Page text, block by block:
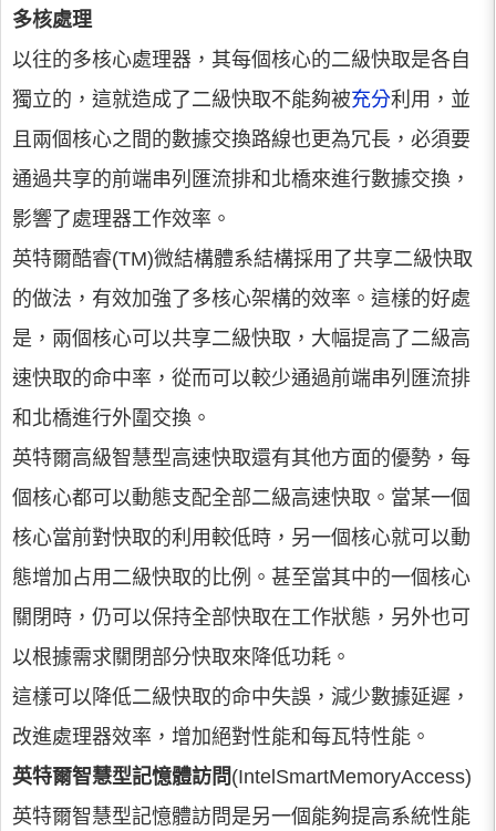
多核處理
以往的多核心處理器，其每個核心的二級快取是各自
獨立的，這就造成了二級快取不能夠被充分利用，並
且兩個核心之間的數據交換路線也更為冗長，必須要
通過共享的前端串列匯流排和北橋來進行數據交換，
影響了處理器工作效率。
英特爾酷睿(TM)微結構體系結構採用了共享二級快取
的做法，有效加強了多核心架構的效率。這樣的好處
是，兩個核心可以共享二級快取，大幅提高了二級高
速快取的命中率，從而可以較少通過前端串列匯流排
和北橋進行外圍交換。
英特爾高級智慧型高速快取還有其他方面的優勢，每
個核心都可以動態支配全部二級高速快取。當某一個
核心當前對快取的利用較低時，另一個核心就可以動
態增加占用二級快取的比例。甚至當其中的一個核心
關閉時，仍可以保持全部快取在工作狀態，另外也可
以根據需求關閉部分快取來降低功耗。
這樣可以降低二級快取的命中失誤，減少數據延遲，
改進處理器效率，增加絕對性能和每瓦特性能。
英特爾智慧型記憶體訪問 (IntelSmartMemoryAccess)
英特爾智慧型記憶體訪問是另一個能夠提高系統性能